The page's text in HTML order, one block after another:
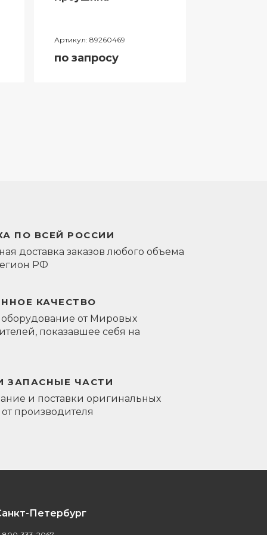
Артикул: 89260469
по запросу
ПО ВСЕЙ РОССИИ
доставка заказов любого объема
РФ
КАЧЕСТВО
оборудование от Мировых
показавшее себя на
ЗАПАСНЫЕ ЧАСТИ
и поставки оригинальных
от производителя
Петербург